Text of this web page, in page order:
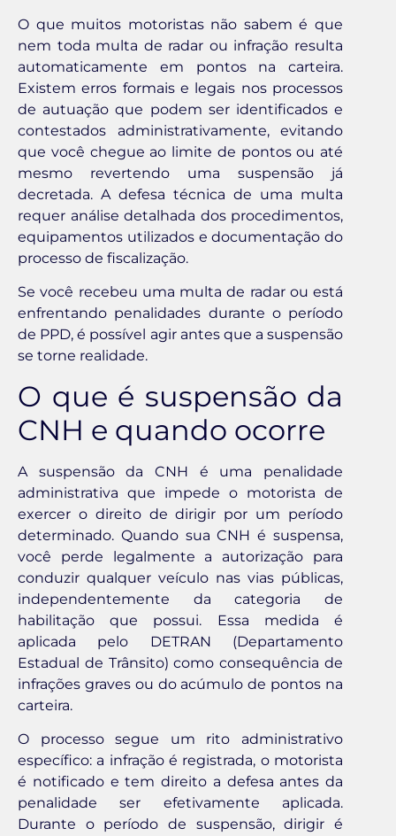
O que muitos motoristas não sabem é que
nem toda multa de radar ou infração resulta
automaticamente em pontos na carteira.
Existem erros formais e legais nos processos
de autuação que podem ser identificados e
contestados administrativamente, evitando
que você chegue ao limite de pontos ou até
mesmo revertendo uma suspensão já
decretada. A defesa técnica de uma multa
requer análise detalhada dos procedimentos,
equipamentos utilizados e documentação do
processo de fiscalização.
Se você recebeu uma multa de radar ou está
enfrentando penalidades durante o período
de PPD, é possível agir antes que a suspensão
se torne realidade.
O que é suspensão da
CNH e quando ocorre
A suspensão da CNH é uma penalidade
administrativa que impede o motorista de
exercer o direito de dirigir por um período
determinado. Quando sua CNH é suspensa,
você perde legalmente a autorização para
conduzir qualquer veículo nas vias públicas,
independentemente da categoria de
habilitação que possui. Essa medida é
aplicada pelo DETRAN (Departamento
Estadual de Trânsito) como consequência de
infrações graves ou do acúmulo de pontos na
carteira.
O processo segue um rito administrativo
específico: a infração é registrada, o motorista
é notificado e tem direito a defesa antes da
penalidade ser efetivamente aplicada.
Durante o período de suspensão, dirigir é